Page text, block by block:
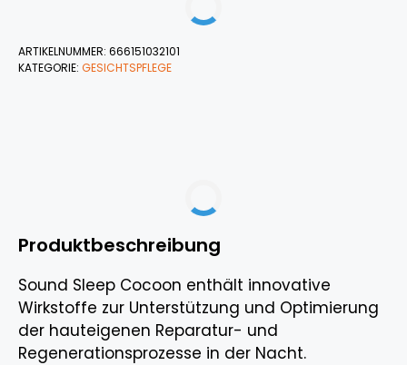
ARTIKELNUMMER: 666151032101
KATEGORIE: GESICHTSPFLEGE
Produktbeschreibung
Sound Sleep Cocoon enthält innovative
Wirkstoffe zur Unterstützung und Optimierung
der hauteigenen Reparatur- und
Regenerationsprozesse in der Nacht.